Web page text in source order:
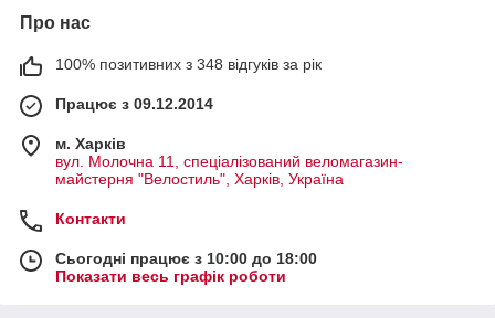
Про нас
100% позитивних з 348 відгуків за рік
Працює з 09.12.2014
м. Харків
вул. Молочна 11, спеціалізований веломагазин-
майстерня "Велостиль", Харків, Україна
Контакти
Сьогодні працює з 10:00 до 18:00
Показати весь графік роботи